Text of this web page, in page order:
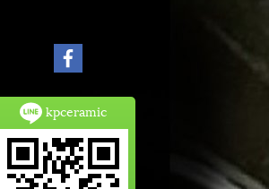
kpceramic